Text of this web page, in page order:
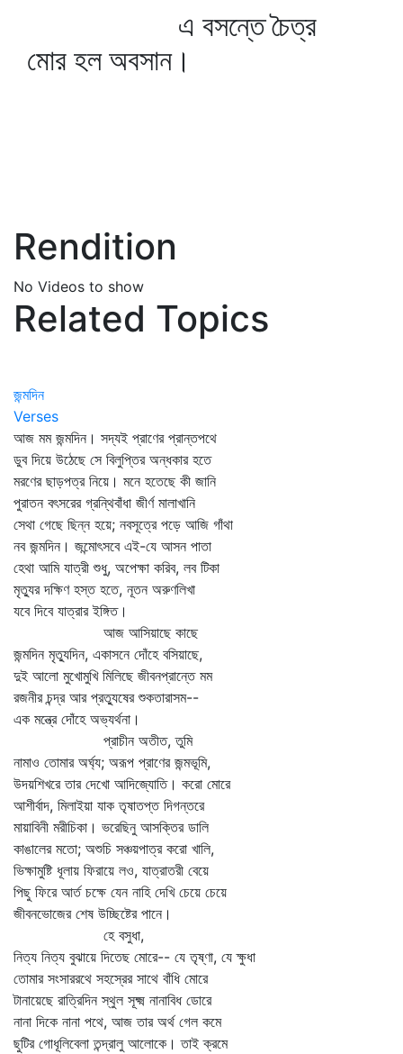
এ বসন্তে চৈত্র
মোর হল অবসান।
Rendition
No Videos to show
Related Topics
জন্মদিন
Verses
আজ মম জন্মদিন। সদ্যই প্রাণের প্রান্তপথে
ডুব দিয়ে উঠেছে সে বিলুপ্তির অন্ধকার হতে
মরণের ছাড়পত্র নিয়ে। মনে হতেছে কী জানি
পুরাতন বৎসরের গ্রন্থিবাঁধা জীর্ণ মালাখানি
সেথা গেছে ছিন্ন হয়ে; নবসূত্রে পড়ে আজি গাঁথা
নব জন্মদিন। জন্মোৎসবে এই-যে আসন পাতা
হেথা আমি যাত্রী শুধু, অপেক্ষা করিব, লব টিকা
মৃত্যুর দক্ষিণ হস্ত হতে, নূতন অরুণলিখা
যবে দিবে যাত্রার ইঙ্গিত।
আজ আসিয়াছে কাছে
জন্মদিন মৃত্যুদিন, একাসনে দোঁহে বসিয়াছে,
দুই আলো মুখোমুখি মিলিছে জীবনপ্রান্তে মম
রজনীর চন্দ্র আর প্রত্যুষের শুকতারাসম--
এক মন্ত্রে দোঁহে অভ্যর্থনা।
প্রাচীন অতীত, তুমি
নামাও তোমার অর্ঘ্য; অরূপ প্রাণের জন্মভূমি,
উদয়শিখরে তার দেখো আদিজ্যোতি। করো মোরে
আশীর্বাদ, মিলাইয়া যাক তৃষাতপ্ত দিগন্তরে
মায়াবিনী মরীচিকা। ভরেছিনু আসক্তির ডালি
কাঙালের মতো; অশুচি সঞ্চয়পাত্র করো খালি,
ভিক্ষামুষ্টি ধূলায় ফিরায়ে লও, যাত্রাতরী বেয়ে
পিছু ফিরে আর্ত চক্ষে যেন নাহি দেখি চেয়ে চেয়ে
জীবনভোজের শেষ উচ্ছিষ্টের পানে।
হে বসুধা,
নিত্য নিত্য বুঝায়ে দিতেছ মোরে-- যে তৃষ্ণা, যে ক্ষুধা
তোমার সংসাররথে সহস্রের সাথে বাঁধি মোরে
টানায়েছে রাত্রিদিন স্থুল সূক্ষ্ম নানাবিধ ডোরে
নানা দিকে নানা পথে, আজ তার অর্থ গেল কমে
ছুটির গোধূলিবেলা তন্দ্রালু আলোকে। তাই ক্রমে